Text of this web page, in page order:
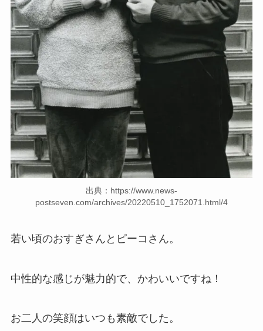
出典：https://www.news-
postseven.com/archives/20220510_1752071.html/4
若い頃のおすぎさんとピーコさん。
中性的な感じが魅力的で、かわいいですね！
お二人の笑顔はいつも素敵でした。